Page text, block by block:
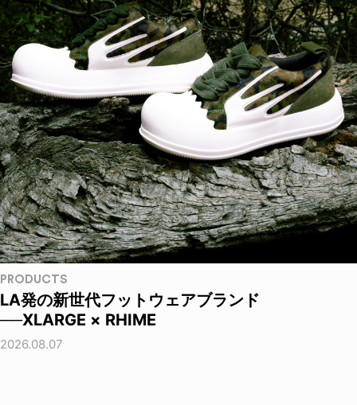
PRODUCTS
LA発の新世代フットウェアブランド
──XLARGE × RHIME
2026.08.07